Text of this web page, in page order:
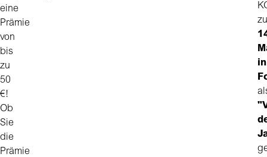
eine
Prämie
von
bis
zu
50
€!
Ob
Sie
die
Prämie
in